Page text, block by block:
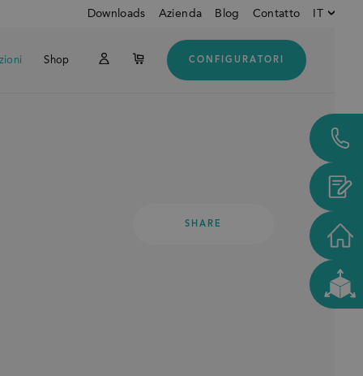
Downloads Azienda Blog Contatto
Shop CONFIGURATORI
SHARE